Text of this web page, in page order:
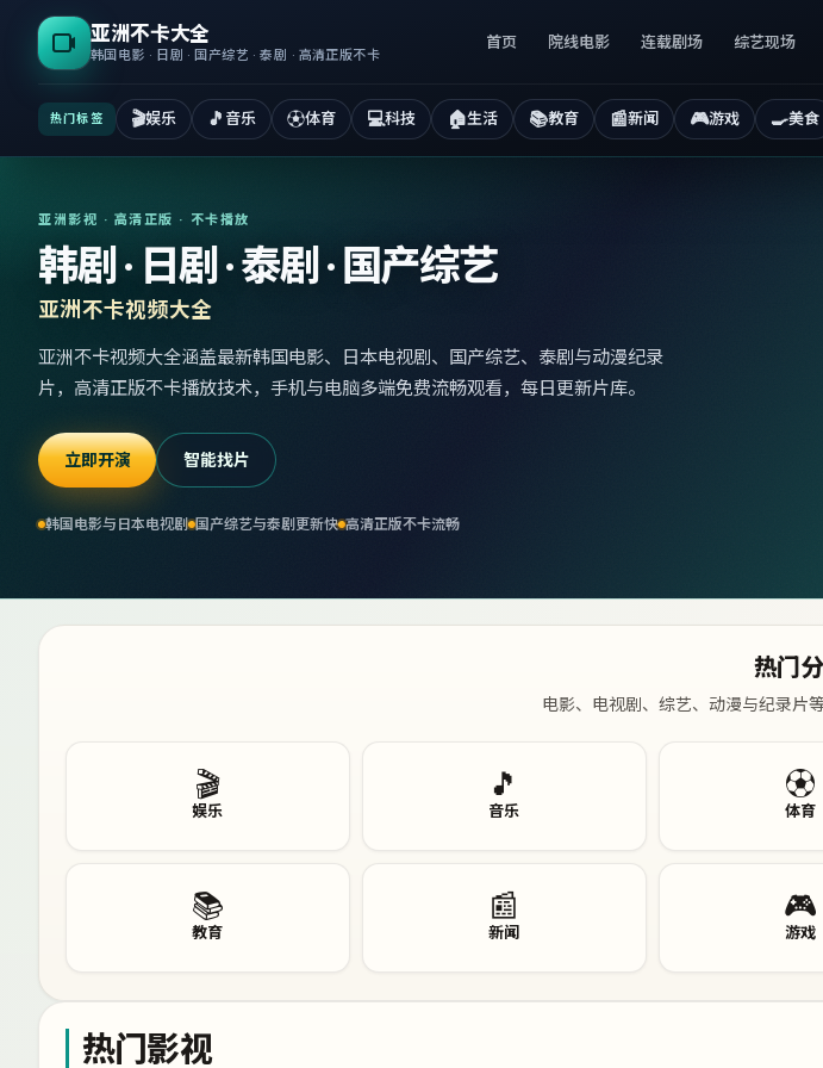
亚洲不卡大全
韩国电影 · 日剧 · 国产综艺 · 泰剧 · 高清正版不卡
首页 院线电影 连载剧场 综艺现场
热门标签 🎬娱乐 🎵 音乐 ⚽体育 💻科技 🏠生活 📚教育 📰新闻 🎮游戏 🍳美食
亚洲影视 · 高清正版 · 不卡播放
韩剧 · 日剧 · 泰剧 · 国产综艺
亚洲不卡视频大全
亚洲不卡视频大全涵盖最新韩国电影、日本电视剧、国产综艺、泰剧与动漫纪录
片，高清正版不卡播放技术，手机与电脑多端免费流畅观看，每日更新片库。
立即开演 智能找片
韩国电影与日本电视剧 国产综艺与泰剧更新快 高清正版不卡流畅
热门
电影、电视剧、综艺、动漫与纪录片
🎬
娱乐
🎵
音乐
⚽
体育
📚
教育
📰
新闻
🎮
游戏
热门影视